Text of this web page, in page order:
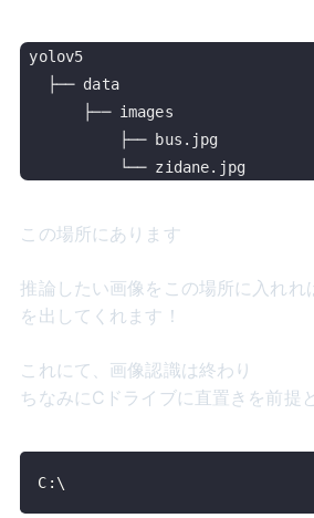
yolov5
  ├── data
      ├── images
          ├── bus.jpg
この場所にあります
推論したい画像をこの場所に入れれ
を出してくれます！
これにて、画像認識は終わり
ちなみにCドライブに直置きを前提
C:\